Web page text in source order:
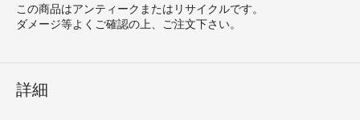
この商品はアンティークまたはリサイクルです。
ダメージ等よくご確認の上、ご注文下さい。
詳細